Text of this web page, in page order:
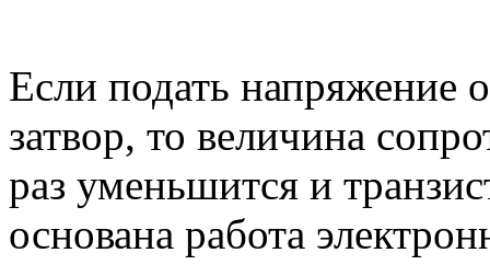
Если подать напряжение
затвор, то величина
раз уменьшится и
основана работа